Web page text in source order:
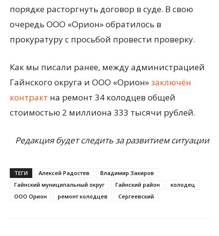
порядке расторгнуть договор в суде. В свою
очередь ООО «Орион» обратилось в
прокуратуру с просьбой провести проверку.
Как мы писали ранее, между администрацией
Гайнского округа и ООО «Орион»заключён
контракт на ремонт 34 колодцев общей
стоимостью 2 миллиона 333 тысячи рублей.
Редакция будет следить за развитием ситуации
ТЕГИ Алексей Радостев
Владимир Закиров
Гайнский муниципальный округ
Гайнский район
колодец
ООО Орион
ремонт колодцев Сергеевский